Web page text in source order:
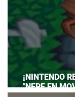
¡NINTENDO
"NEPE EN